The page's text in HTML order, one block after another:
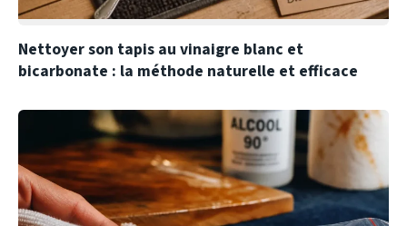
Nettoyer son tapis au vinaigre blanc et
bicarbonate : la méthode naturelle et efficace